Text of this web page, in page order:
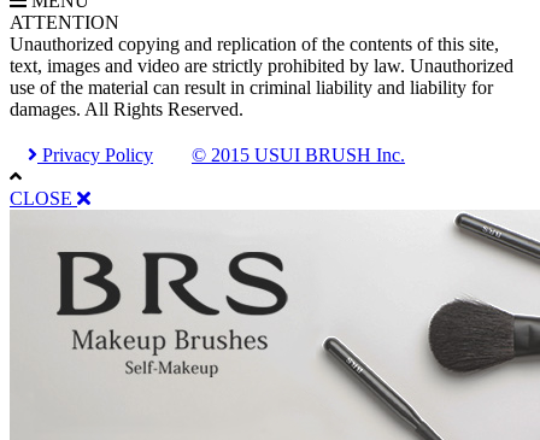
ATTENTION
Unauthorized copying and replication of the contents of this site,
text, images and video are strictly prohibited by law. Unauthorized
use of the material can result in criminal liability and liability for
damages. All Rights Reserved.
Privacy Policy © 2015 USUI BRUSH Inc.
CLOSE